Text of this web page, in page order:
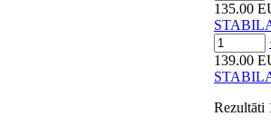
135.00
139.00
Rezultāti